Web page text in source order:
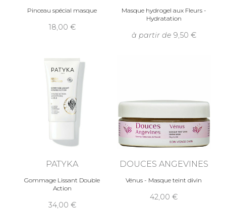
Pinceau spécial masque
18,00
Masque hydrogel aux Fleurs -
Hydratation
à partir de 9,50
PATYKA
Gommage Lissant Double
Action
34,00
DOUCES ANGEVINES
Vénus - Masque teint divin
42,00